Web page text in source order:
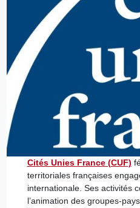
Cités Unies France (CUF)
territoriales françaises
internationale. Ses activités
l’animation des groupes-